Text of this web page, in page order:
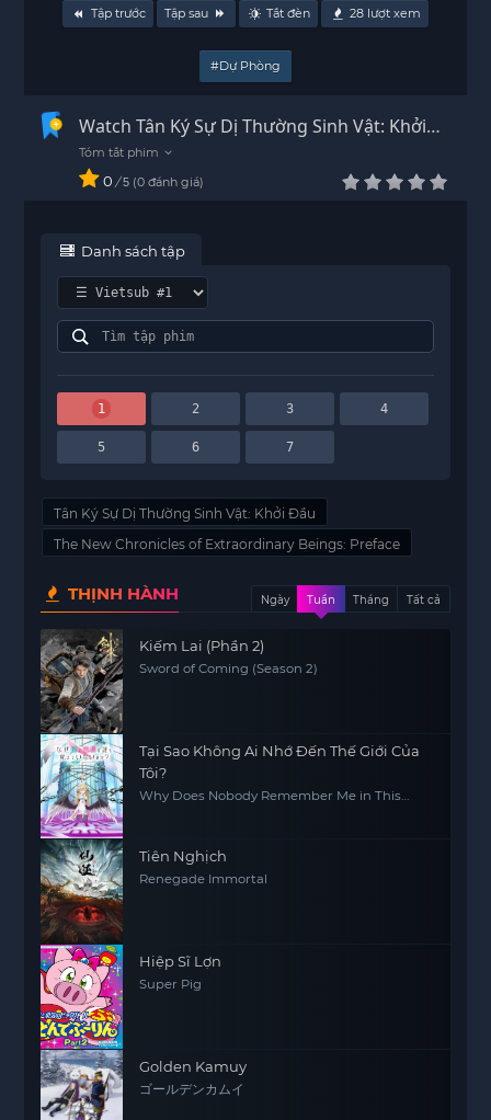
Tập trước Tập sau Tắt đèn 28lượt xem
#Dự Phòng
Watch Tân Ký Sự Dị Thường Sinh Vật: Khởi
Đầu Vietsub - HD
0 / 5 0 đánh giá
Danh sách tập
1 2 3 4
5 6 7
Tân Ký Sự Dị Thường Sinh Vật: Khởi Đầu
The New Chronicles of Extraordinary Beings: Preface
THỊNH HÀNH Ngày Tuần Tháng Tất cả
Kiếm Lai (Phần 2)
Sword of Coming (Season 2)
Tại Sao Không Ai Nhớ Đến Thế Giới Của
Tôi?
Why Does Nobody Remember Me in This
Tiên Nghịch
Renegade Immortal
Hiệp Sĩ Lợn
Super Pig
Golden Kamuy
ゴールデンカムイ